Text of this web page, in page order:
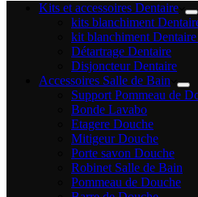
Kits et accessoires Dentaire
kits blanchiment
kit blanchiment
Détartrage Dentaire
Disjoncteur Dentaire
Accessoires Salle de Bain
Support Pommeau de
Bonde Lavabo
Etagere Douche
Mitigeur Douche
Porte savon Douche
Robinet Salle de Bain
Pommeau de Douche